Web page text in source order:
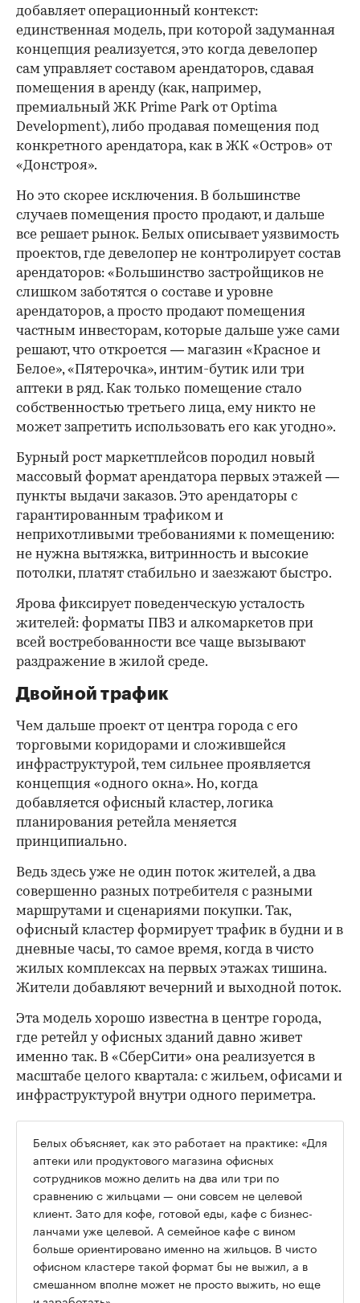
добавляет операционный контекст:
единственная модель, при которой задуманная
концепция реализуется, это когда девелопер
сам управляет составом арендаторов, сдавая
помещения в аренду (как, например,
премиальный ЖК Prime Park от Optima
Development), либо продавая помещения под
конкретного арендатора, как в ЖК «Остров» от
«Донстроя».
Но это скорее исключения. В большинстве
случаев помещения просто продают, и дальше
все решает рынок. Белых описывает уязвимость
проектов, где девелопер не контролирует состав
арендаторов: «Большинство застройщиков не
слишком заботятся о составе и уровне
арендаторов, а просто продают помещения
частным инвесторам, которые дальше уже сами
решают, что откроется — магазин «Красное и
Белое», «Пятерочка», интим-бутик или три
аптеки в ряд. Как только помещение стало
собственностью третьего лица, ему никто не
может запретить использовать его как угодно».
Бурный рост маркетплейсов породил новый
массовый формат арендатора первых этажей —
пункты выдачи заказов. Это арендаторы с
гарантированным трафиком и
неприхотливыми требованиями к помещению:
не нужна вытяжка, витринность и высокие
потолки, платят стабильно и заезжают быстро.
Ярова фиксирует поведенческую усталость
жителей: форматы ПВЗ и алкомаркетов при
всей востребованности все чаще вызывают
раздражение в жилой среде.
Двойной трафик
Чем дальше проект от центра города с его
торговыми коридорами и сложившейся
инфраструктурой, тем сильнее проявляется
концепция «одного окна». Но, когда
добавляется офисный кластер, логика
планирования ретейла меняется
принципиально.
Ведь здесь уже не один поток жителей, а два
совершенно разных потребителя с разными
маршрутами и сценариями покупки. Так,
офисный кластер формирует трафик в будни и в
дневные часы, то самое время, когда в чисто
жилых комплексах на первых этажах тишина.
Жители добавляют вечерний и выходной поток.
Эта модель хорошо известна в центре города,
где ретейл у офисных зданий давно живет
именно так. В «СберСити» она реализуется в
масштабе целого квартала: с жильем, офисами и
инфраструктурой внутри одного периметра.
Белых объясняет, как это работает на практике: «Для
аптеки или продуктового магазина офисных
сотрудников можно делить на два или три по
сравнению с жильцами — они совсем не целевой
клиент. Зато для кофе, готовой еды, кафе с бизнес-
ланчами уже целевой. А семейное кафе с вином
больше ориентировано именно на жильцов. В чисто
офисном кластере такой формат бы не выжил, а в
смешанном вполне может не просто выжить, но еще